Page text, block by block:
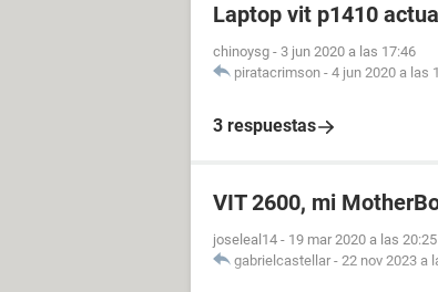
Laptop vit p1410
chinoysg - 3 jun 2020 a las 17:46
piratacrimson - 4 jun 2020 a las
3 respuestas
VIT 2600, mi
joseleal14 - 19 mar 2020 a las 20:25
gabrielcastellar - 22 nov 2023 a